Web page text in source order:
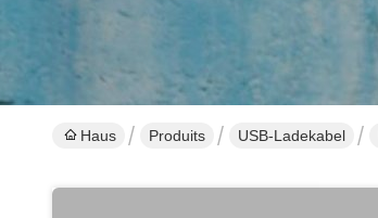
Haus Produits USB-Ladekabel